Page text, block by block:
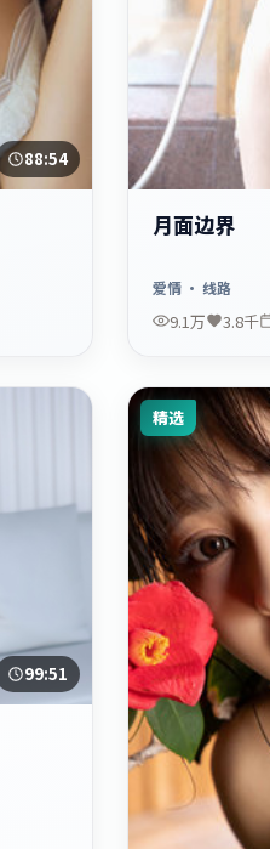
88:54
月面边界
爱情· 线路
9.1万 3.8千
99:51
精选